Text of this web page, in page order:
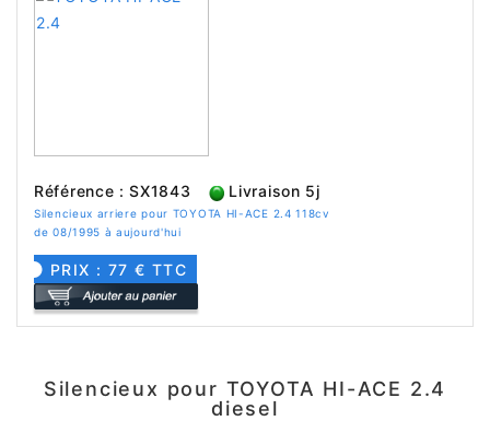
Référence : SX1843 Livraison 5j
Silencieux arriere pour TOYOTA HI-ACE 2.4 118cv
de 08/1995 à aujourd'hui
PRIX : 77 € TTC
Silencieux pour TOYOTA HI-ACE 2.4
diesel